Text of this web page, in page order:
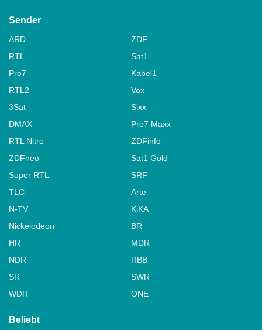
Sender
ARD
ZDF
RTL
Sat1
Pro7
Kabel1
RTL2
Vox
3Sat
Sixx
DMAX
Pro7 Maxx
RTL Nitro
ZDFinfo
ZDFneo
Sat1 Gold
Super RTL
SRF
TLC
Arte
N-TV
KiKA
Nickelodeon
BR
HR
MDR
NDR
RBB
SR
SWR
WDR
ONE
Beliebt